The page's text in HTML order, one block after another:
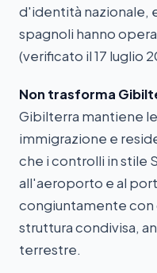
d'identità nazionale,
spagnoli hanno
(verificato il 17 luglio
Non trasforma
Gibilterra mantiene
immigrazione e
che i controlli in stile
all'aeroporto e al
congiuntamente con
struttura condivisa,
terrestre.